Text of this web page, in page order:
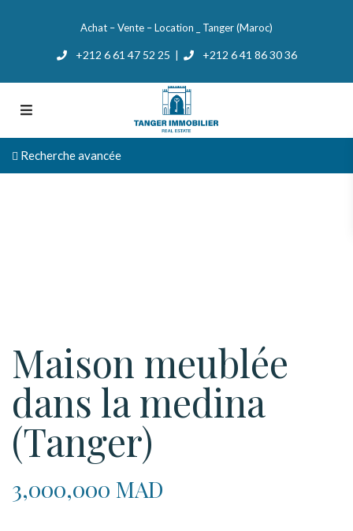
Achat – Vente – Location _ Tanger (Maroc)
+212 6 61 47 52 25 +212 6 41 86 30 36
Recherche avancée
Maison meublée
dans la medina
(Tanger)
3,000,000 MAD